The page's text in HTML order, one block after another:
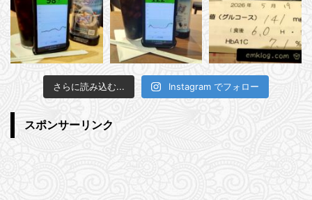
さらに読み込む... Instagram でフォロー
スポンサーリンク